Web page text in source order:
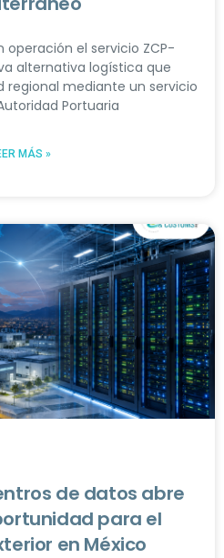
operación el servicio ZCP-
alternativa logística que
mediante un servicio
Portuaria
MÁS »
de datos abre
para el
en México